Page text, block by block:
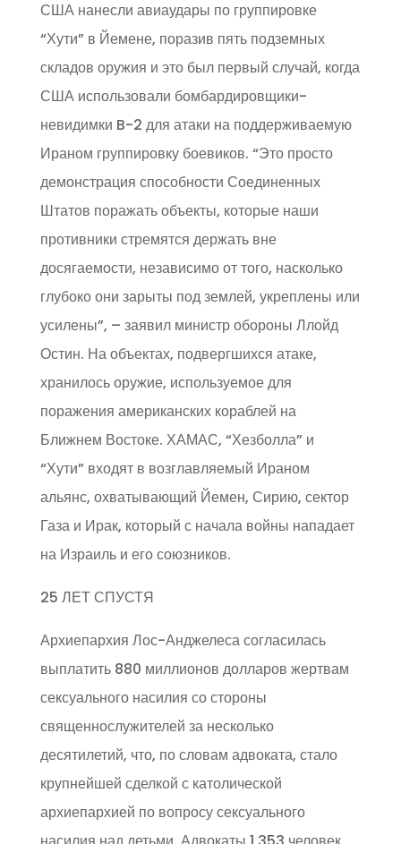
США нанесли авиаудары по группировке
“Хути” в Йемене, поразив пять подземных
складов оружия и это был первый случай, когда
США использовали бомбардировщики-
невидимки B-2 для атаки на поддерживаемую
Ираном группировку боевиков. “Это просто
демонстрация способности Соединенных
Штатов поражать объекты, которые наши
противники стремятся держать вне
досягаемости, независимо от того, насколько
глубоко они зарыты под землей, укреплены или
усилены”, – заявил министр обороны Ллойд
Остин. На объектах, подвергшихся атаке,
хранилось оружие, используемое для
поражения американских кораблей на
Ближнем Востоке. ХАМАС, “Хезболла” и
“Хути” входят в возглавляемый Ираном
альянс, охватывающий Йемен, Сирию, сектор
Газа и Ирак, который с начала войны нападает
на Израиль и его союзников.
25 ЛЕТ СПУСТЯ
Архиепархия Лос-Анджелеса согласилась
выплатить 880 миллионов долларов жертвам
сексуального насилия со стороны
священнослужителей за несколько
десятилетий, что, по словам адвоката, стало
крупнейшей сделкой с католической
архиепархией по вопросу сексуального